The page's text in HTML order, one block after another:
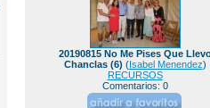
20190815 No Me Pises Que
Chanclas (6) (Isabel Menendez)
RECURSOS
Comentarios: 0